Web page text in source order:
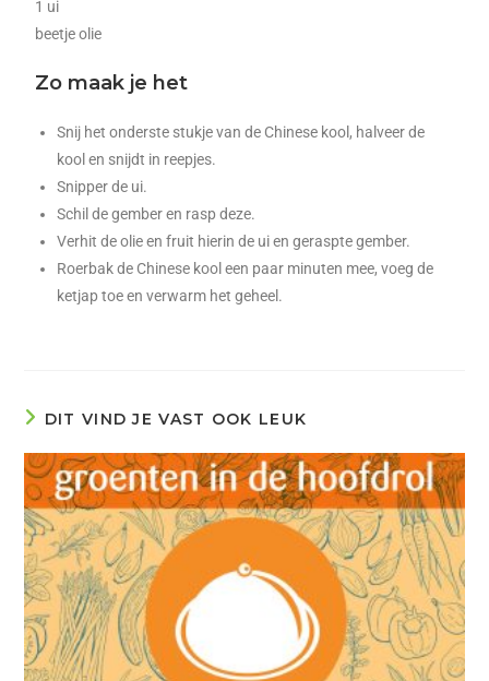
1 ui
beetje olie
Zo maak je het
Snij het onderste stukje van de Chinese kool, halveer de
kool en snijdt in reepjes.
Snipper de ui.
Schil de gember en rasp deze.
Verhit de olie en fruit hierin de ui en geraspte gember.
Roerbak de Chinese kool een paar minuten mee, voeg de
ketjap toe en verwarm het geheel.
DIT VIND JE VAST OOK LEUK